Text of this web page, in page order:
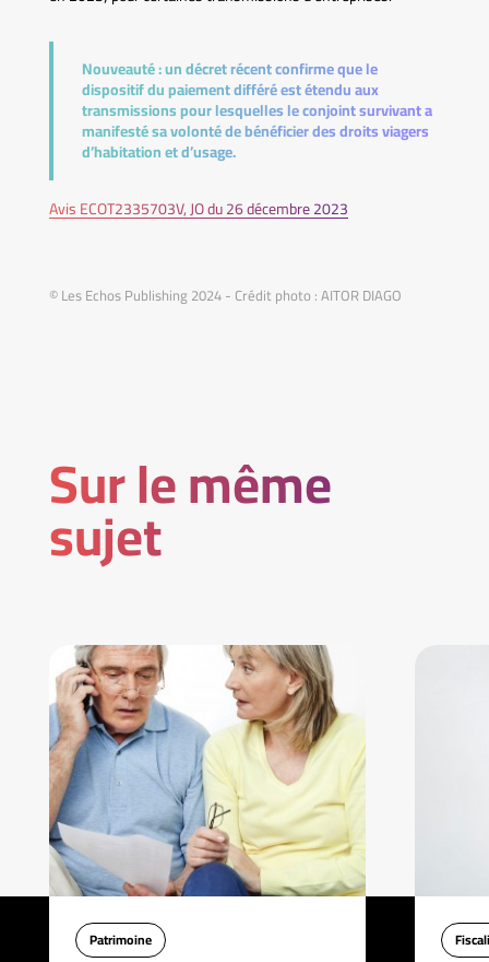
Nouveauté :un décret récent confirme que le
dispositif du paiement différé est étendu aux
transmissions pour lesquelles le conjoint survivant a
manifesté sa volonté de bénéficier des droits viagers
d’habitation et d’usage.
Avis ECOT2335703V, JO du 26 décembre 2023
© Les Echos Publishing 2024 - Crédit photo : AITOR DIAGO
Sur le même
sujet
Patrimoine